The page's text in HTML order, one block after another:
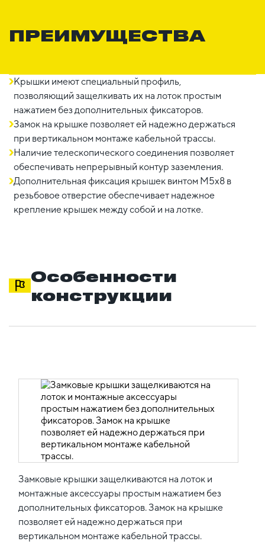
ПРЕИМУЩЕСТВА
Крышки имеют специальный профиль,
позволяющий защелкивать их на лоток простым
нажатием без дополнительных фиксаторов.
Замок на крышке позволяет ей надежно держаться
при вертикальном монтаже кабельной трассы.
Наличие телескопического соединения позволяет
обеспечивать непрерывный контур заземления.
Дополнительная фиксация крышек винтом М5х8 в
резьбовое отверстие обеспечивает надежное
крепление крышек между собой и на лотке.
Особенности
конструкции
Замковые крышки защелкиваются на лоток и
монтажные аксессуары простым нажатием без
дополнительных фиксаторов. Замок на крышке
позволяет ей надежно держаться при
вертикальном монтаже кабельной трассы.